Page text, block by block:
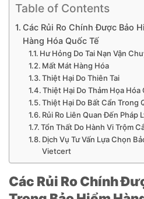
Table of Contents
Các Rủi Ro Chính Được Bảo
Hàng Hóa Quốc Tế
Hư Hỏng Do Tai Nạn Vận
Mất Mát Hàng Hóa
Thiệt Hại Do Thiên Tai
Thiệt Hại Do Thảm Họa Hóa
Thiệt Hại Do Bất Cẩn Trong
Rủi Ro Liên Quan Đến Pháp
Tổn Thất Do Hành Vi Trộm
Dịch Vụ Tư Vấn Lựa Chọn
Vietcert
Các Rủi Ro Chính